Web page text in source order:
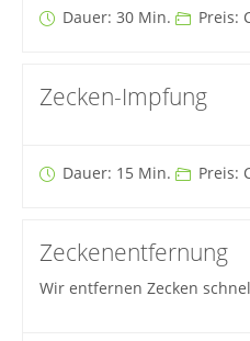
Dauer: 30 Min. Preis:
Zecken-Impfung
Dauer: 15 Min. Preis:
Zeckenentfernung
Wir entfernen Zecken